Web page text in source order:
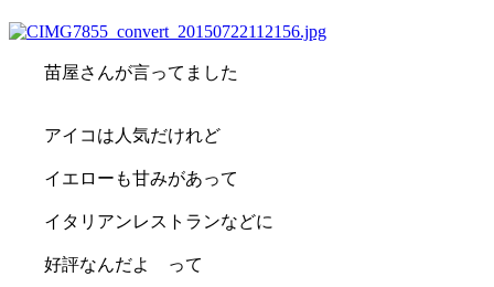
苗屋さんが言ってました
アイコは人気だけれど
イエローも甘みがあって
イタリアンレストランなどに
好評なんだよ って